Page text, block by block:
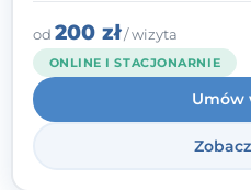
przestrzenią, w
źródła
niż dotąd.
od 200 zł/ wizyta
ONLINE I STACJONARNIE
Umów